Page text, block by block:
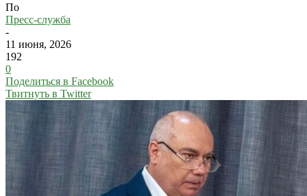
По
Пресс-служба
-
11 июня, 2026
192
0
Поделиться в Facebook
Твитнуть в Twitter